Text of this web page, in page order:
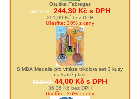
Osuška Fabregas
349,00 Kč 244,30 Kč s DPH
201,90 Kč bez DPH
Ušetříte: 30% z ceny
SIMBA Medaile pro vítěze trikolora set 3 kusy
na kartě plast
69,00 Kč 44,00 Kč s DPH
36,36 Kč bez DPH
Ušetříte: 36% z ceny